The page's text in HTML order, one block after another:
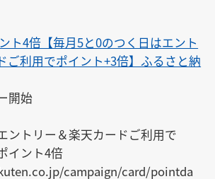
23：59
ョ版カレンダー★
cal/8372
ください
ト4倍【毎月5と0のつく日はエント
ご利用でポイント+3倍】ふるさと納
開始
ントリー＆楽天カードご利用で
イント4倍
campaign/card/pointda